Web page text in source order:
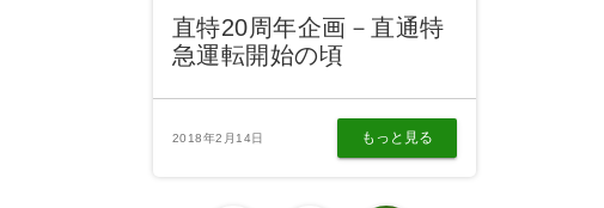
直特20周年企画－直通特
急運転開始の頃
2018年2月14日 もっと見る